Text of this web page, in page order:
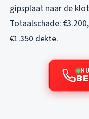
gipsplaat naar de
Totaalschade:
€1.350 dekte.